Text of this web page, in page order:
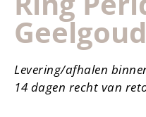
Geelgoud
Levering/afhalen
14 dagen recht van